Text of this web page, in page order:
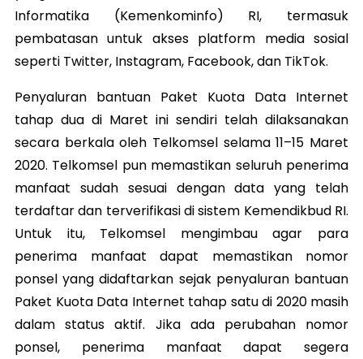
Informatika (Kemenkominfo) RI, termasuk
pembatasan untuk akses platform media sosial
seperti Twitter, Instagram, Facebook, dan TikTok.
Penyaluran bantuan Paket Kuota Data Internet
tahap dua di Maret ini sendiri telah dilaksanakan
secara berkala oleh Telkomsel selama 11–15 Maret
2020. Telkomsel pun memastikan seluruh penerima
manfaat sudah sesuai dengan data yang telah
terdaftar dan terverifikasi di sistem Kemendikbud RI.
Untuk itu, Telkomsel mengimbau agar para
penerima manfaat dapat memastikan nomor
ponsel yang didaftarkan sejak penyaluran bantuan
Paket Kuota Data Internet tahap satu di 2020 masih
dalam status aktif. Jika ada perubahan nomor
ponsel, penerima manfaat dapat segera